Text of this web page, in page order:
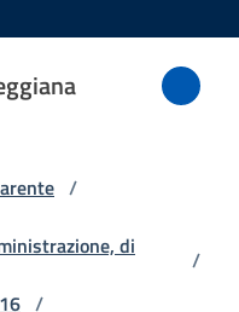
/
di
/
/